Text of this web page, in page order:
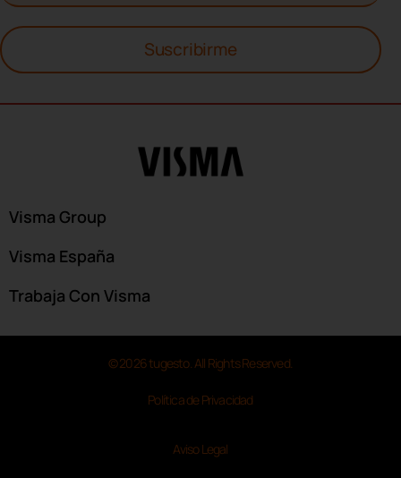
Suscribirme
Visma Group
Visma España
Trabaja Con Visma
© 2026 tugesto. All Rights Reserved.
Política de Privacidad
Aviso Legal